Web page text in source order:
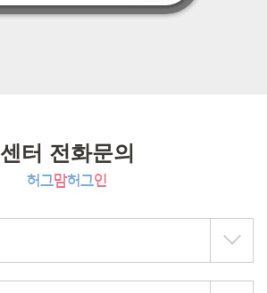
센터 전화문의
허그맘허그인